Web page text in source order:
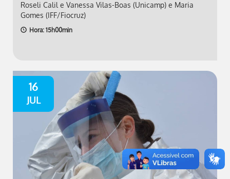
Roseli Calil e Vanessa Vilas-Boas (Unicamp) e Maria
Gomes (IFF/Fiocruz)
Hora: 15h00min
16
JUL